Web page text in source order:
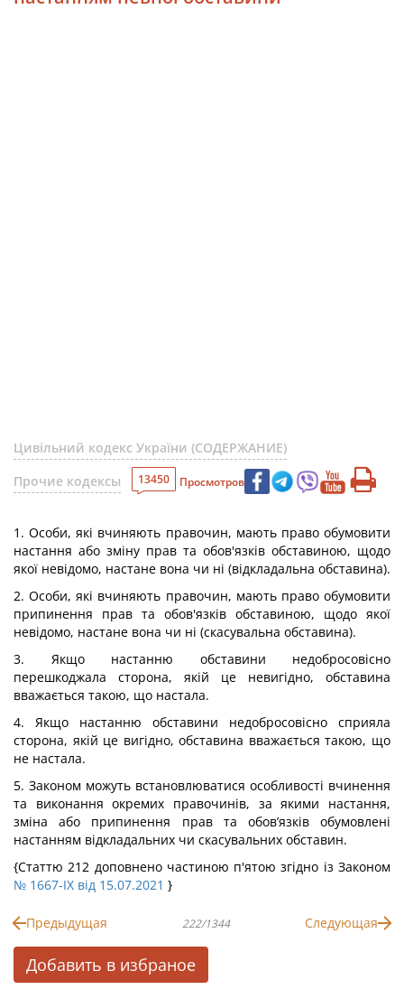
Цивільний кодекс України (СОДЕРЖАНИЕ)
Прочие кодексы
13450 Просмотров
1. Особи, які вчиняють правочин, мають право обумовити
настання або зміну прав та обов'язків обставиною, щодо
якої невідомо, настане вона чи ні (відкладальна обставина).
2. Особи, які вчиняють правочин, мають право обумовити
припинення прав та обов'язків обставиною, щодо якої
невідомо, настане вона чи ні (скасувальна обставина).
3. Якщо настанню обставини недобросовісно
перешкоджала сторона, якій це невигідно, обставина
вважається такою, що настала.
4. Якщо настанню обставини недобросовісно сприяла
сторона, якій це вигідно, обставина вважається такою, що
не настала.
5. Законом можуть встановлюватися особливості вчинення
та виконання окремих правочинів, за якими настання,
зміна або припинення прав та обов’язків обумовлені
настанням відкладальних чи скасувальних обставин.
{Статтю 212 доповнено частиною п'ятою згідно із Законом
№ 1667-IX від 15.07.2021 }
Предыдущая 222/1344 Следующая
Добавить в избраное